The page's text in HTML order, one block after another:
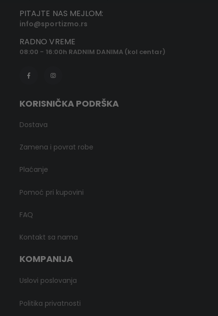
PITAJTE NAS MEJLOM:
info@sportizmo.rs
RADNO VREME
08:00 - 16:00h RADNIM DANIMA (kol centar)
KORISNIČKA PODRŠKA
Dostava
Zamena i povrat robe
Plaćanje
Pomoć pri kupovini
FAQ
Kontakt sa nama
KOMPANIJA
Uslovi poslovanja
Politika privatnosti